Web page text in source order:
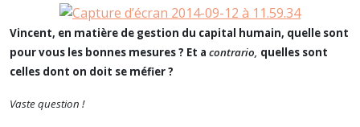
Vincent, en matière de gestion du capital humain, quelle sont
pour vous les bonnes mesures ? Et a contrario, quelles sont
celles dont on doit se méfier ?
Vaste question !